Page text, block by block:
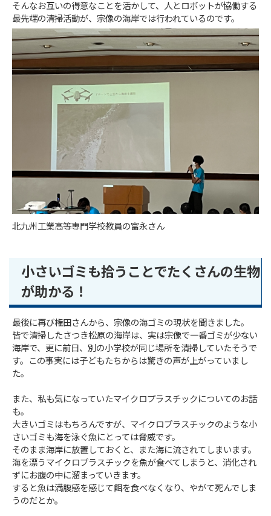
そんなお互いの得意なことを活かして、人とロボットが協働する
最先端の清掃活動が、宗像の海岸では行われているのです。
北九州工業高等専門学校教員の富永さん
小さいゴミも拾うことでたくさんの生物
が助かる！
最後に再び権田さんから、宗像の海ゴミの現状を聞きました。
皆で清掃したさつき松原の海岸は、実は宗像で一番ゴミが少ない
海岸で、更に前日、別の小学校が同じ場所を清掃していたそうで
す。この事実には子どもたちからは驚きの声が上がっていまし
た。
また、私も気になっていたマイクロプラスチックについてのお話
も。
大きいゴミはもちろんですが、マイクロプラスチックのような小
さいゴミも海を泳ぐ魚にとっては脅威です。
そのまま海岸に放置しておくと、また海に流されてしまいます。
海を漂うマイクロプラスチックを魚が食べてしまうと、消化され
ずにお腹の中に溜まっていきます。
すると魚は満腹感を感じて餌を食べなくなり、やがて死んでしま
うのだとか。